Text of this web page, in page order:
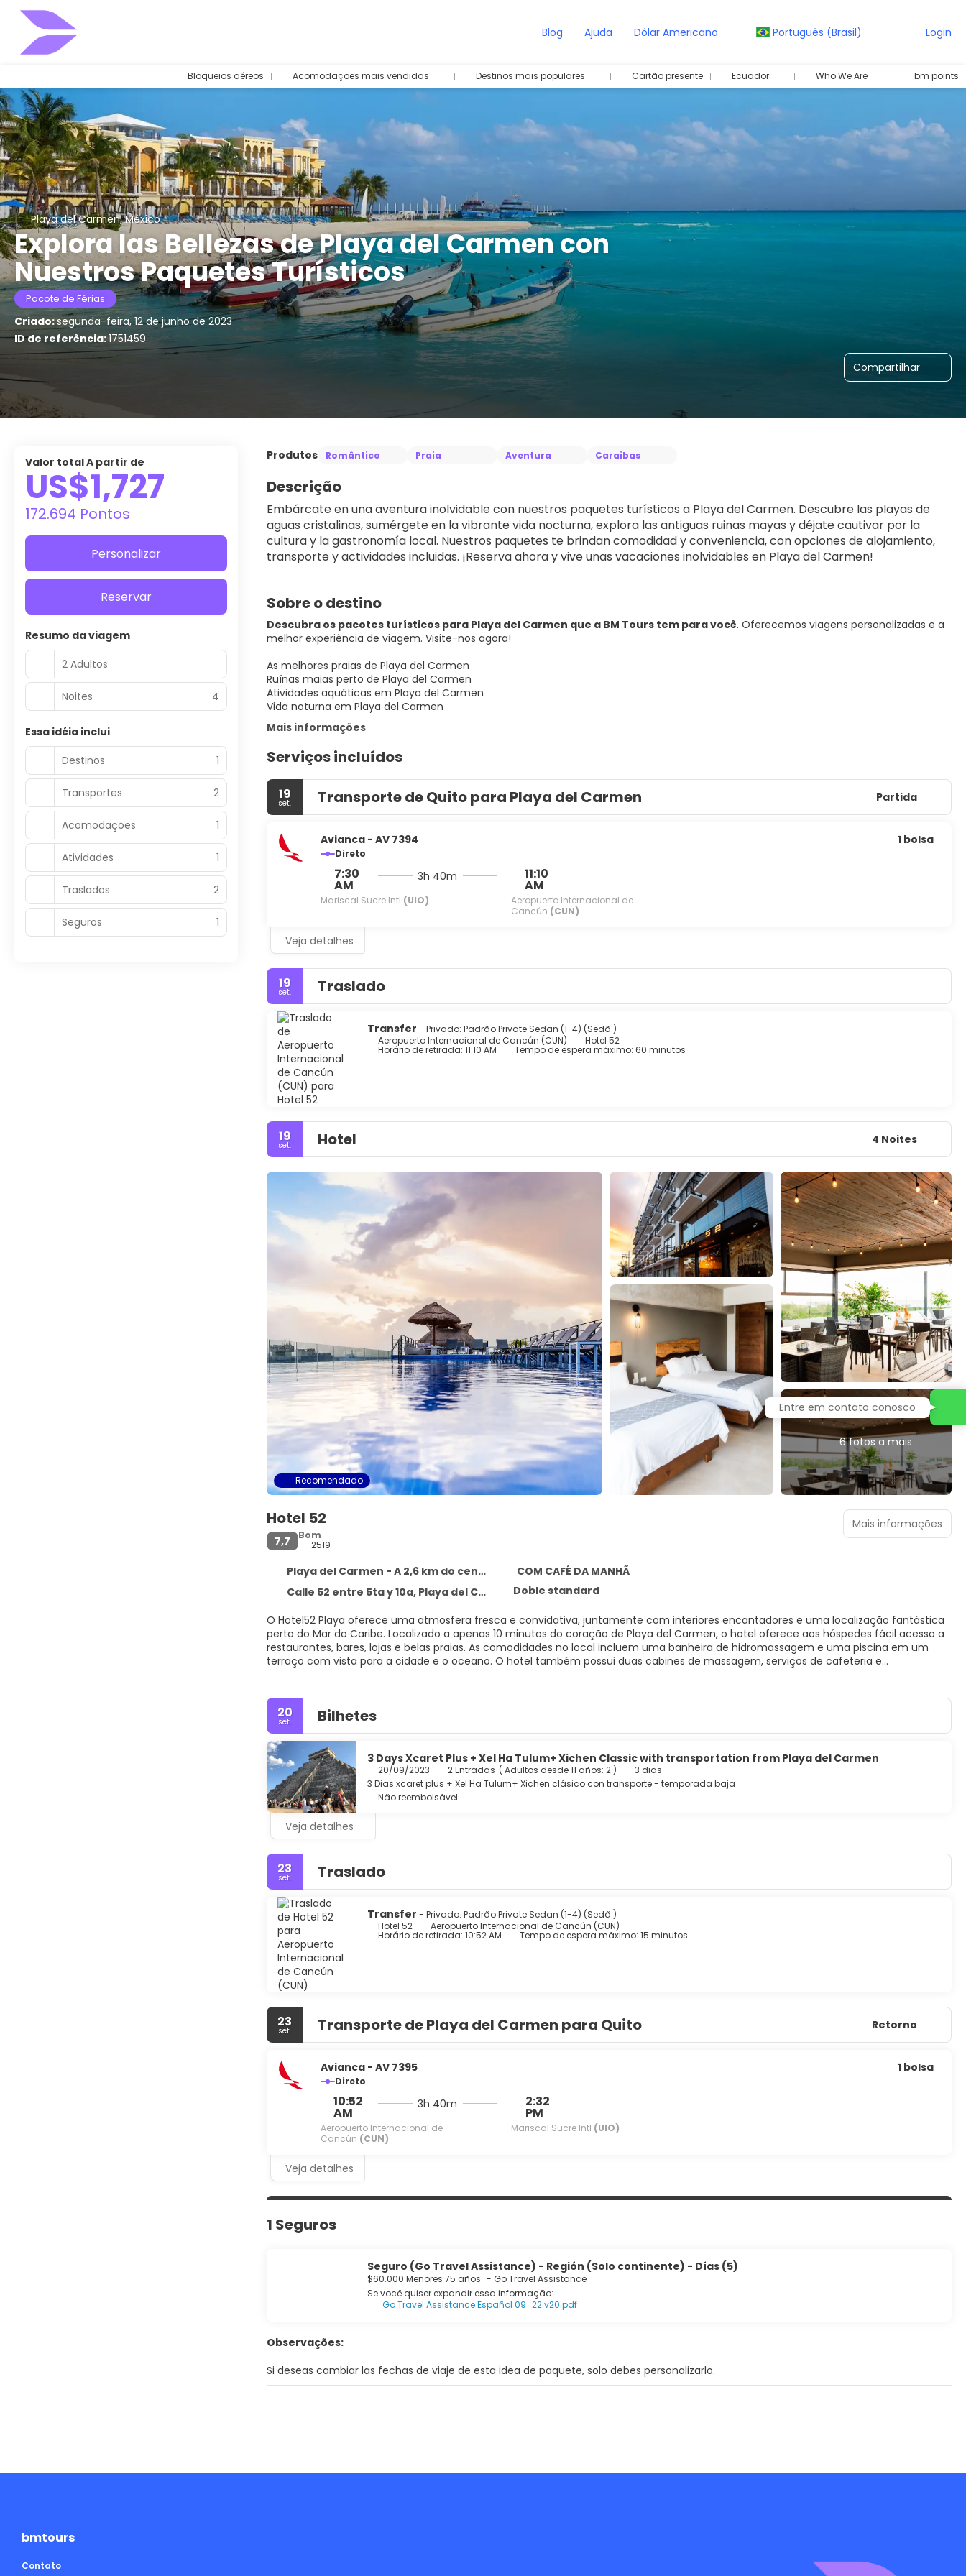
Blog Ajuda Dólar Americano Português (Brasil) Login
Bloqueios aéreos Acomodações mais vendidas Destinos mais populares Cartão presente Ecuador Who We Are bm points
Playa del Carmen, México
Explora las Bellezas de Playa del Carmen con
Nuestros Paquetes Turísticos
Pacote de Férias
Criado:segunda-feira, 12 de junho de 2023
ID de referência:1751459
Compartilhar
Produtos Romântico Praia Aventura Caraibas
Descrição
Embárcate en una aventura inolvidable con nuestros paquetes turísticos a Playa del Carmen. Descubre las playas de
aguas cristalinas, sumérgete en la vibrante vida nocturna, explora las antiguas ruinas mayas y déjate cautivar por la
cultura y la gastronomía local. Nuestros paquetes te brindan comodidad y conveniencia, con opciones de alojamiento,
transporte y actividades incluidas. ¡Reserva ahora y vive unas vacaciones inolvidables en Playa del Carmen!
Sobre o destino
Descubra os pacotes turísticos para Playa del Carmen que a BM Tours tem para você. Oferecemos viagens personalizadas e a
melhor experiência de viagem. Visite-nos agora!
As melhores praias de Playa del Carmen
Ruínas maias perto de Playa del Carmen
Atividades aquáticas em Playa del Carmen
Vida noturna em Playa del Carmen
Mais informações
Serviços incluídos
19
set. Transporte de Quito para Playa del Carmen Partida
Avianca - AV 7394
Direto
7:30
AM
Mariscal Sucre Intl (UIO)
3h 40m 11:10
AM
Aeropuerto Internacional de
Cancún (CUN)
1 bolsa
Veja detalhes
19
set. Traslado
Transfer - Privado: Padrão Private Sedan (1-4) (Sedã )
Aeropuerto Internacional de Cancún (CUN)
Hotel 52
Horário de retirada: 11:10 AM Tempo de espera máximo: 60 minutos
19
set. Hotel 4 Noites
Recomendado
6 fotos a mais
Hotel 52
7,7
Bom
2519
Playa del Carmen - A 2,6 km do centro
COM CAFÉ DA MANHÃ
Calle 52 entre 5ta y 10a, Playa del Carmen 77710
Doble standard
O Hotel52 Playa oferece uma atmosfera fresca e convidativa, juntamente com interiores encantadores e uma localização fantástica
perto do Mar do Caribe. Localizado a apenas 10 minutos do coração de Playa del Carmen, o hotel oferece aos hóspedes fácil acesso a
restaurantes, bares, lojas e belas praias. As comodidades no local incluem uma banheira de hidromassagem e uma piscina em um
terraço com vista para a cidade e o oceano. O hotel também possui duas cabines de massagem, serviços de cafeteria e
Mais informações
20
set. Bilhetes
3 Days Xcaret Plus + Xel Ha Tulum+ Xichen Classic with transportation from Playa del Carmen
20/09/2023 2 Entradas ( Adultos desde 11 años: 2 )
3 dias
3 Dias xcaret plus + Xel Ha Tulum+ Xichen clásico con transporte - temporada baja
Não reembolsável
Veja detalhes
23
set. Traslado
Transfer - Privado: Padrão Private Sedan (1-4) (Sedã )
Hotel 52
Aeropuerto Internacional de Cancún (CUN)
Horário de retirada: 10:52 AM Tempo de espera máximo: 15 minutos
23
set. Transporte de Playa del Carmen para Quito Retorno
Avianca - AV 7395
Direto
10:52
AM
Aeropuerto Internacional de
Cancún (CUN)
3h 40m 2:32
PM
Mariscal Sucre Intl (UIO)
1 bolsa
Veja detalhes
1 Seguros
Seguro (Go Travel Assistance) - Región (Solo continente) - Días (5)
$60.000 Menores 75 años - Go Travel Assistance
Se você quiser expandir essa informação:
Go Travel Assistance Español 09_22 v20.pdf
Observações:
Si deseas cambiar las fechas de viaje de esta idea de paquete, solo debes personalizarlo.
Valor total A partir de
US$1,727
172.694 Pontos
Personalizar
Reservar
Resumo da viagem
2 Adultos
Noites 4
Essa idéia inclui
Destinos
1
Transportes 2
Acomodações 1
Atividades 1
Traslados 2
Seguros 1
bmtours
Contato